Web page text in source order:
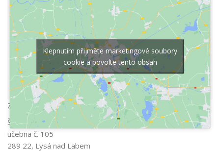
Klepnutím přijměte marketingové soubory
cookie a povolte tento obsah
Základní škola Bedřicha Hrozného – první stupeň
Školní náměstí 1318
učebna č. 105
289 22, Lysá nad Labem